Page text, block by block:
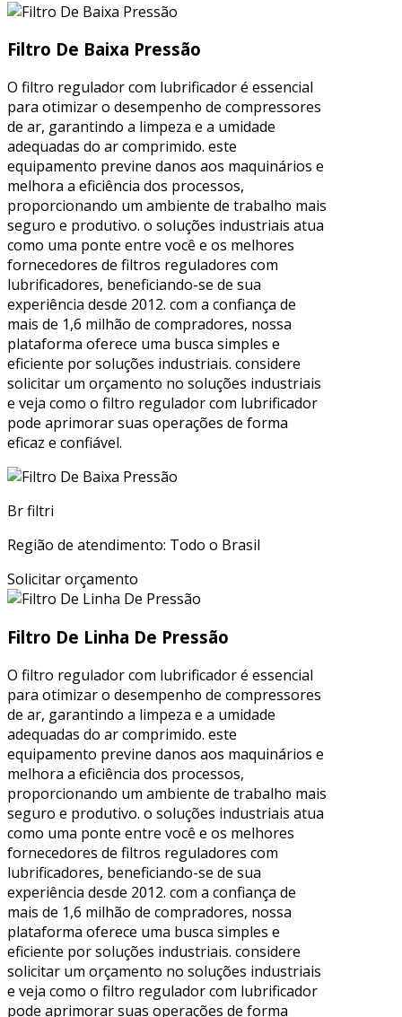
Filtro De Baixa Pressão
O filtro regulador com lubrificador é essencial
para otimizar o desempenho de compressores
de ar, garantindo a limpeza e a umidade
adequadas do ar comprimido. este
equipamento previne danos aos maquinários e
melhora a eficiência dos processos,
proporcionando um ambiente de trabalho mais
seguro e produtivo. o soluções industriais atua
como uma ponte entre você e os melhores
fornecedores de filtros reguladores com
lubrificadores, beneficiando-se de sua
experiência desde 2012. com a confiança de
mais de 1,6 milhão de compradores, nossa
plataforma oferece uma busca simples e
eficiente por soluções industriais. considere
solicitar um orçamento no soluções industriais
e veja como o filtro regulador com lubrificador
pode aprimorar suas operações de forma
eficaz e confiável.
Br filtri
Região de atendimento: Todo o Brasil
Solicitar orçamento
Filtro De Linha De Pressão
O filtro regulador com lubrificador é essencial
para otimizar o desempenho de compressores
de ar, garantindo a limpeza e a umidade
adequadas do ar comprimido. este
equipamento previne danos aos maquinários e
melhora a eficiência dos processos,
proporcionando um ambiente de trabalho mais
seguro e produtivo. o soluções industriais atua
como uma ponte entre você e os melhores
fornecedores de filtros reguladores com
lubrificadores, beneficiando-se de sua
experiência desde 2012. com a confiança de
mais de 1,6 milhão de compradores, nossa
plataforma oferece uma busca simples e
eficiente por soluções industriais. considere
solicitar um orçamento no soluções industriais
e veja como o filtro regulador com lubrificador
pode aprimorar suas operações de forma